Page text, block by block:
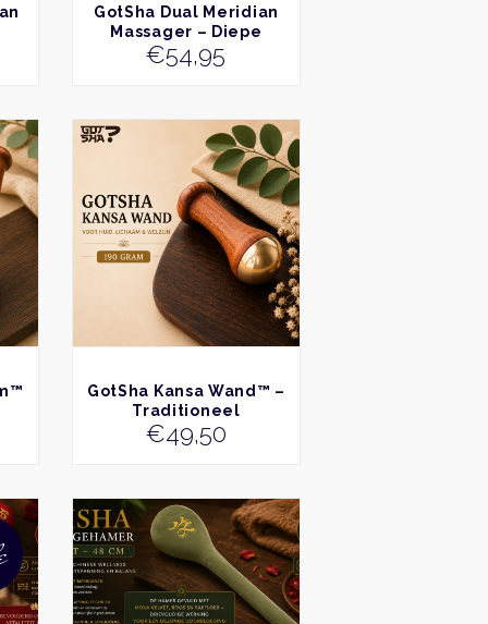
BEKIJK
GotSha Dual Meridian
Massager – Diepe
Fascia-, Spier- en
Meridiaantherapie
€54,95
BEKIJK
GotSha Kansa Wand™ –
Traditioneel
Ayurvedisch Massage-
Instrument voor
€49,50